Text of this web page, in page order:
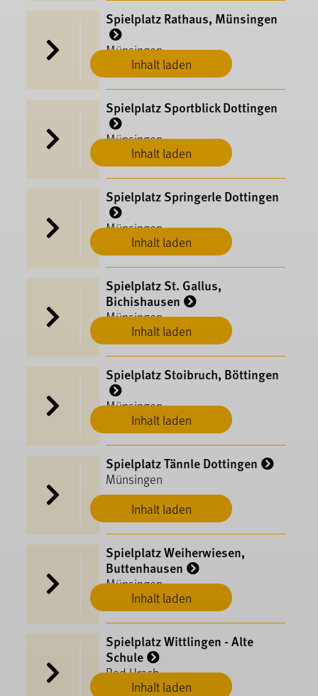
Inhalt laden
Spielplatz Rathaus, Münsingen
Münsingen
Inhalt laden
Spielplatz Sportblick Dottingen
Münsingen
Inhalt laden
Spielplatz Springerle Dottingen
Münsingen
Inhalt laden
Spielplatz St. Gallus,
Bichishausen
Münsingen
Inhalt laden
Spielplatz Stoibruch, Böttingen
Münsingen
Inhalt laden
Spielplatz Tännle Dottingen
Münsingen
Inhalt laden
Spielplatz Weiherwiesen,
Buttenhausen
Münsingen
Inhalt laden
Spielplatz Wittlingen - Alte
Schule
Bad Urach